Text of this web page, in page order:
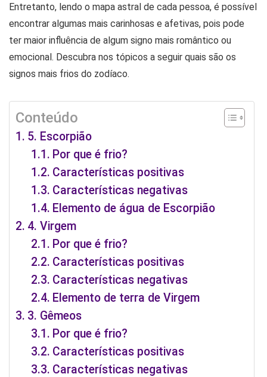
Entretanto, lendo o mapa astral de cada pessoa, é possível
encontrar algumas mais carinhosas e afetivas, pois pode
ter maior influência de algum signo mais romântico ou
emocional. Descubra nos tópicos a seguir quais são os
signos mais frios do zodíaco.
Conteúdo
5. Escorpião
Por que é frio?
Características positivas
Características negativas
Elemento de água de Escorpião
4. Virgem
Por que é frio?
Características positivas
Características negativas
Elemento de terra de Virgem
3. Gêmeos
Por que é frio?
Características positivas
Características negativas